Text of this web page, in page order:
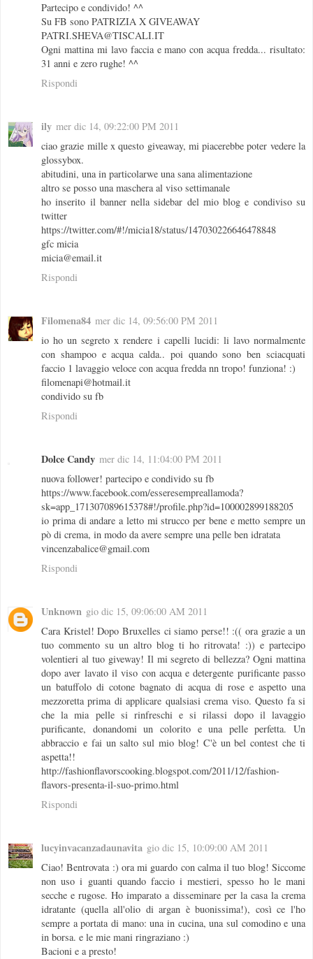
Partecipo e condivido! ^^
Su FB sono PATRIZIA X GIVEAWAY
PATRI.SHEVA@TISCALI.IT
Ogni mattina mi lavo faccia e mano con acqua fredda... risultato:
31 anni e zero rughe! ^^
Rispondi
ily mer dic 14, 09:22:00 PM 2011
ciao grazie mille x questo giveaway, mi piacerebbe poter vedere la
glossybox.
abitudini, una in particolarwe una sana alimentazione
altro se posso una maschera al viso settimanale
ho inserito il banner nella sidebar del mio blog e condiviso su
twitter
https://twitter.com/#!/micia18/status/147030226646478848
gfc micia
micia@email.it
Rispondi
Filomena84 mer dic 14, 09:56:00 PM 2011
io ho un segreto x rendere i capelli lucidi: li lavo normalmente
con shampoo e acqua calda.. poi quando sono ben sciacquati
faccio 1 lavaggio veloce con acqua fredda nn tropo! funziona! :)
filomenapi@hotmail.it
condivido su fb
Rispondi
Dolce Candy mer dic 14, 11:04:00 PM 2011
nuova follower! partecipo e condivido su fb
https://www.facebook.com/esseresempreallamoda?
sk=app_171307089615378#!/profile.php?id=100002899188205
io prima di andare a letto mi strucco per bene e metto sempre un
pò di crema, in modo da avere sempre una pelle ben idratata
vincenzabalice@gmail.com
Rispondi
Unknown gio dic 15, 09:06:00 AM 2011
Cara Kristel! Dopo Bruxelles ci siamo perse!! :(( ora grazie a un
tuo commento su un altro blog ti ho ritrovata! :)) e partecipo
volentieri al tuo giveway! Il mi segreto di bellezza? Ogni mattina
dopo aver lavato il viso con acqua e detergente purificante passo
un batuffolo di cotone bagnato di acqua di rose e aspetto una
mezzoretta prima di applicare qualsiasi crema viso. Questo fa si
che la mia pelle si rinfreschi e si rilassi dopo il lavaggio
purificante, donandomi un colorito e una pelle perfetta. Un
abbraccio e fai un salto sul mio blog! C'è un bel contest che ti
aspetta!!
http://fashionflavorscooking.blogspot.com/2011/12/fashion-
flavors-presenta-il-suo-primo.html
Rispondi
lucyinvacanzadaunavita gio dic 15, 10:09:00 AM 2011
Ciao! Bentrovata :) ora mi guardo con calma il tuo blog! Siccome
non uso i guanti quando faccio i mestieri, spesso ho le mani
secche e rugose. Ho imparato a disseminare per la casa la crema
idratante (quella all'olio di argan è buonissima!), così ce l'ho
sempre a portata di mano: una in cucina, una sul comodino e una
in borsa. e le mie mani ringraziano :)
Bacioni e a presto!